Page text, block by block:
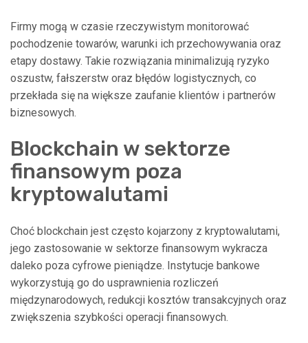
Firmy mogą w czasie rzeczywistym monitorować
pochodzenie towarów, warunki ich przechowywania oraz
etapy dostawy. Takie rozwiązania minimalizują ryzyko
oszustw, fałszerstw oraz błędów logistycznych, co
przekłada się na większe zaufanie klientów i partnerów
biznesowych.
Blockchain w sektorze
finansowym poza
kryptowalutami
Choć blockchain jest często kojarzony z kryptowalutami,
jego zastosowanie w sektorze finansowym wykracza
daleko poza cyfrowe pieniądze. Instytucje bankowe
wykorzystują go do usprawnienia rozliczeń
międzynarodowych, redukcji kosztów transakcyjnych oraz
zwiększenia szybkości operacji finansowych.